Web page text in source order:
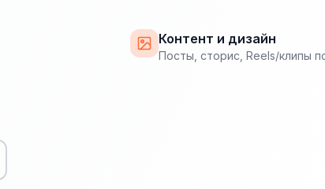
Контент и дизайн
Посты, сторис, Reels/клипы